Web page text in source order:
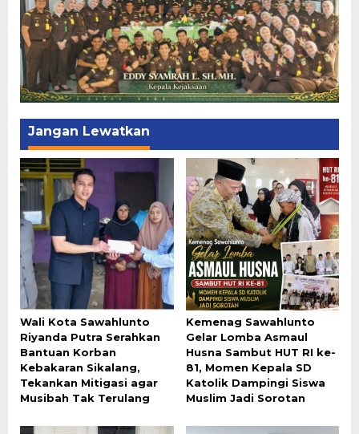
Jangan Lewatkan
Wali Kota Sawahlunto
Riyanda Putra Serahkan
Bantuan Korban
Kebakaran Sikalang,
Tekankan Mitigasi agar
Musibah Tak Terulang
Kemenag Sawahlunto
Gelar Lomba Asmaul
Husna Sambut HUT RI ke-
81, Momen Kepala SD
Katolik Dampingi Siswa
Muslim Jadi Sorotan